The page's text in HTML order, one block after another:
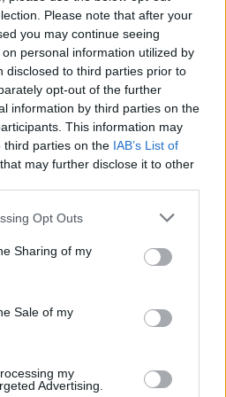
Please note that after your
you may continue seeing
personal information utilized by
disclosed to third parties prior to
opt-out of the further
information by third parties on the
This information may
third parties on the IAB’s List of
that may further disclose it to other
Opt Outs
Sharing of my
Sale of my
my
Advertising.
Δηλαδή αυστηρές
και όχι με
αρχών εντόπισε
εφαρμογές τα
αποτελεσμάτων
απάτης. Αυτά
και τις υποκλοπές
για την άσκηση ποινικών
σύλληψης.
Τάκης
συμπέρασμα πως οι
αδυνατούν να τιμωρήσουν
ότι τακτικοί